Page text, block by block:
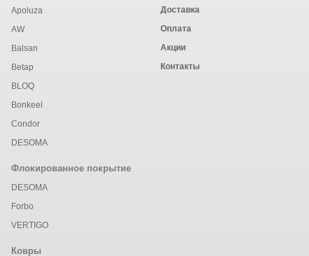
Apoluza
AW
Balsan
Betap
BLOQ
Bonkeel
Condor
DESOMA
Флокированное покрытие
DESOMA
Forbo
VERTIGO
Ковры
Доставка
Оплата
Акции
Контакты